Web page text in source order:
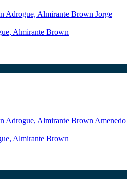
Almirante Brown
Almirante Brown